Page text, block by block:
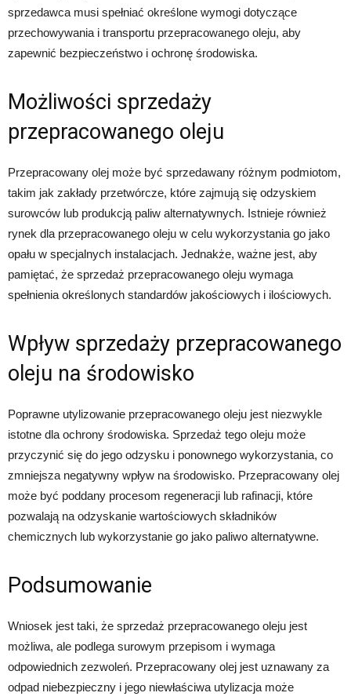
sprzedawca musi spełniać określone wymogi dotyczące
przechowywania i transportu przepracowanego oleju, aby
zapewnić bezpieczeństwo i ochronę środowiska.
Możliwości sprzedaży
przepracowanego oleju
Przepracowany olej może być sprzedawany różnym podmiotom,
takim jak zakłady przetwórcze, które zajmują się odzyskiem
surowców lub produkcją paliw alternatywnych. Istnieje również
rynek dla przepracowanego oleju w celu wykorzystania go jako
opału w specjalnych instalacjach. Jednakże, ważne jest, aby
pamiętać, że sprzedaż przepracowanego oleju wymaga
spełnienia określonych standardów jakościowych i ilościowych.
Wpływ sprzedaży przepracowanego
oleju na środowisko
Poprawne utylizowanie przepracowanego oleju jest niezwykle
istotne dla ochrony środowiska. Sprzedaż tego oleju może
przyczynić się do jego odzysku i ponownego wykorzystania, co
zmniejsza negatywny wpływ na środowisko. Przepracowany olej
może być poddany procesom regeneracji lub rafinacji, które
pozwalają na odzyskanie wartościowych składników
chemicznych lub wykorzystanie go jako paliwo alternatywne.
Podsumowanie
Wniosek jest taki, że sprzedaż przepracowanego oleju jest
możliwa, ale podlega surowym przepisom i wymaga
odpowiednich zezwoleń. Przepracowany olej jest uznawany za
odpad niebezpieczny i jego niewłaściwa utylizacja może